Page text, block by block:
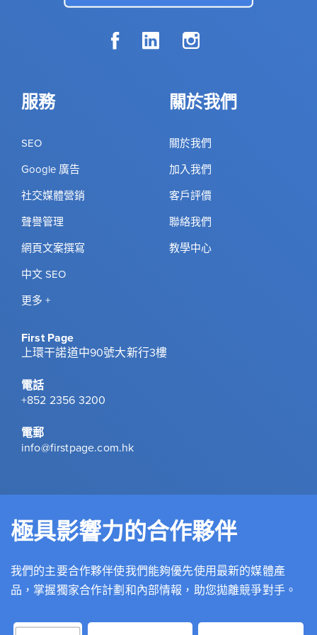
服務
SEO
Google 廣告
社交媒體營銷
聲譽管理
網頁文案撰寫
中文 SEO
更多 +
關於我們
關於我們
加入我們
客戶評價
聯絡我們
教學中心
First Page
上環干諾道中90號大新行3樓
電話
+852 2356 3200
電郵
info@firstpage.com.hk
極具影響力的合作夥伴
我們的主要合作夥伴使我們能夠優先使用最新的媒體產
品，掌握獨家合作計劃和內部情報，助您拋離競爭對手。